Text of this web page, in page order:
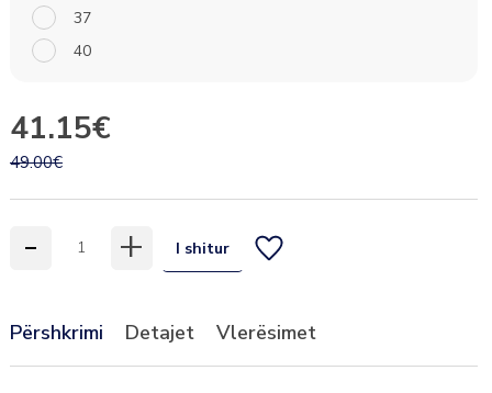
37
40
41.15€
49.00€
- + I shitur
Përshkrimi Detajet Vlerësimet